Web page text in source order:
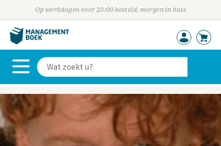
Op werkdagen voor 23:00 besteld, morgen in huis